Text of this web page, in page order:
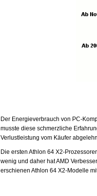
Der Energieverbrauch von PC-
musste diese schmerzliche
Verlustleistung vom Käufer
Die ersten Athlon 64 X2-
wenig und daher hat AMD
erschienen Athlon 64 X2-Modelle